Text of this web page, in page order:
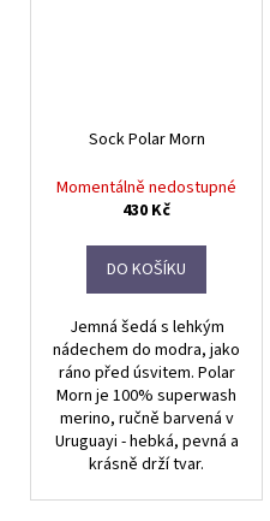
Sock Polar Morn
Momentálně nedostupné
430 Kč
DO KOŠÍKU
Jemná šedá s lehkým
nádechem do modra, jako
ráno před úsvitem. Polar
Morn je 100% superwash
merino, ručně barvená v
Uruguayi - hebká, pevná a
krásně drží tvar.